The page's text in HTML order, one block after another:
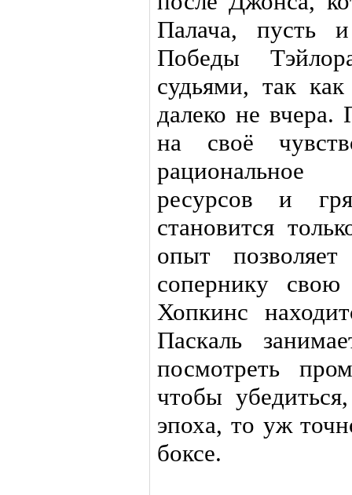
Палача, пусть
Победы
судьями, так
далеко не вчера.
на своё
рациональное
ресурсов и
становится
опыт
сопернику
Хопкинс
Паскаль
посмотреть
чтобы
эпоха, то уж
боксе.